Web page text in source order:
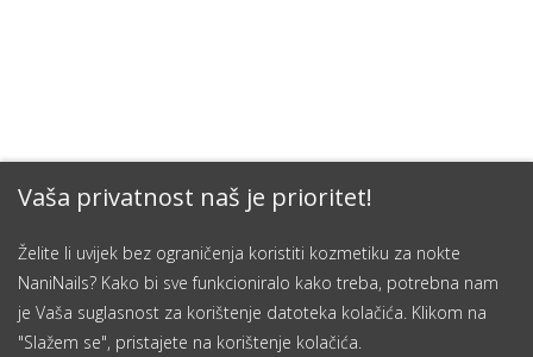
Vaša privatnost naš je prioritet!
Želite li uvijek bez ograničenja koristiti kozmetiku za nokte
NaniNails? Kako bi sve funkcioniralo kako treba, potrebna nam
je Vaša suglasnost za korištenje datoteka kolačića. Klikom na
"Slažem se", pristajete na korištenje kolačića.